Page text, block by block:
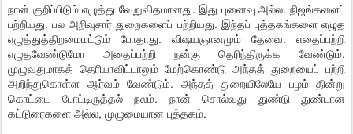
நான் குறிப்பிடும் எழுத்து வேறுவிதமானது. இது புனைவு அல்ல. நிஜங்களைப்
பற்றியது. பல அறிவுசார் துறைகளைப் பற்றியது. இந்தப் புத்தகங்களை எழுத
எழுத்துத்திறமைமட்டும் போதாது. விஷயஞானமும் தேவை. எதைப்பற்றி
எழுதவேண்டுமோ அதைப்பற்றி நன்கு தெரிந்திருக்க வேண்டும்.
முழுவதுமாகத் தெரியாவிட்டாலும் மேற்கொண்டு அந்தத் துறையைப் பற்றி
அறிந்துகொள்ள ஆர்வம் வேண்டும். அந்தத் துறையிலேயே பழம் தின்று
கொட்டை போட்டிருத்தல் நலம். நான் சொல்வது துண்டு துண்டான
கட்டுரைகளை அல்ல, முழுமையான புத்தகம்.